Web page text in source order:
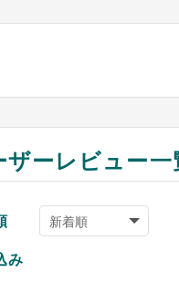
ザーレビュー一
み